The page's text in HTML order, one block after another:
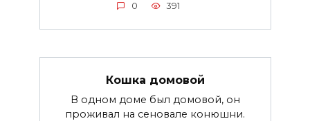
0 391
Кошка домовой
В одном доме был домовой, он
проживал на сеновале конюшни.